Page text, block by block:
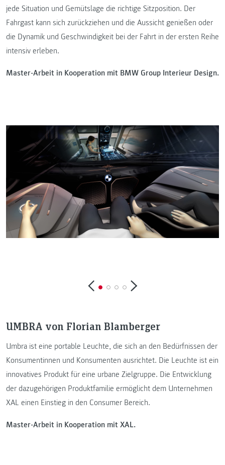
jede Situation und Gemütslage die richtige Sitzposition. Der
Fahrgast kann sich zurückziehen und die Aussicht genießen oder
die Dynamik und Geschwindigkeit bei der Fahrt in der ersten Reihe
intensiv erleben.
Master-Arbeit in Kooperation mit BMW Group Interieur Design.
UMBRA von Florian Blamberger
Umbra ist eine portable Leuchte, die sich an den Bedürfnissen der
Konsumentinnen und Konsumenten ausrichtet. Die Leuchte ist ein
innovatives Produkt für eine urbane Zielgruppe. Die Entwicklung
der dazugehörigen Produktfamilie ermöglicht dem Unternehmen
XAL einen Einstieg in den Consumer Bereich.
Master-Arbeit in Kooperation mit XAL.